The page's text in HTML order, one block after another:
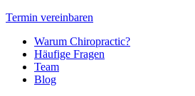
Termin vereinbaren
Warum Chiropractic?
Häufige Fragen
Team
Blog